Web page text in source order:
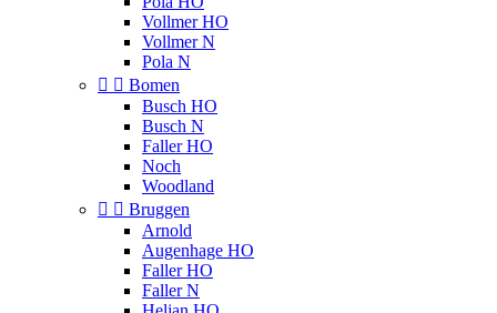
Vollmer HO
Vollmer N
Pola N
  Bomen
Busch HO
Busch N
Faller HO
Noch
Woodland
  Bruggen
Arnold
Augenhage HO
Faller HO
Faller N